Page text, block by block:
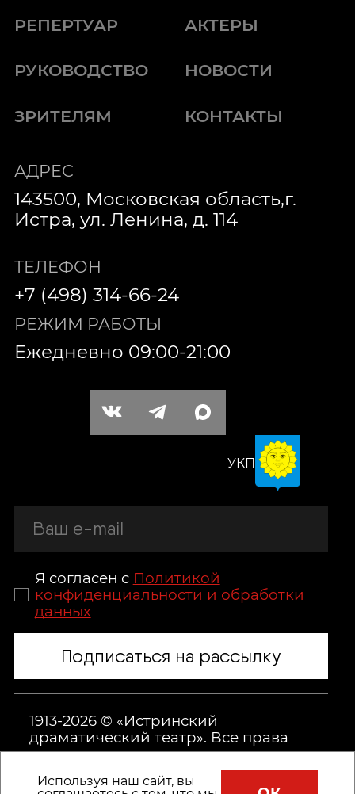
РЕПЕРТУАР АКТЕРЫ
РУКОВОДСТВО НОВОСТИ
ЗРИТЕЛЯМ КОНТАКТЫ
АДРЕС
143500, Московская область,г.
Истра, ул. Ленина, д. 114
ТЕЛЕФОН
+7 (498) 314-66-24
РЕЖИМ РАБОТЫ
Ежедневно 09:00-21:00
УКП
Я согласен с Политикой
конфиденциальности и обработки
данных
Подписаться на рассылку
1913-2026 © «Истринский
драматический театр». Все права
защищены.
Используя наш сайт, вы